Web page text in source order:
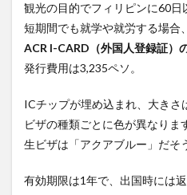
観光の目的でフィリピンに60日
短期間でも就学や就労する場合
ACR I-CARD（外国人登録証）
発行費用は3,235ペソ。
ICチップが埋め込まれ、大きさ
ビザの種類ごとに色が異なりま
生ビザは「アクアブルー」だそ
有効期限は1年で、出国時には